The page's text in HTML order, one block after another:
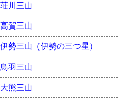
荘川三山
高賀三山
伊勢三山（伊勢の三つ星）
鳥羽三山
大熊三山